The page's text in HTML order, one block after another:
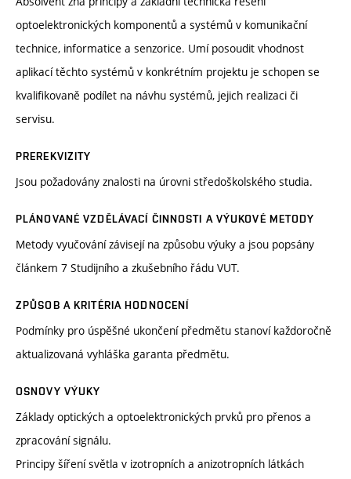
optoelektronických komponentů a systémů v komunikační
technice, informatice a senzorice. Umí posoudit vhodnost
aplikací těchto systémů v konkrétním projektu je schopen se
kvalifikovaně podílet na návhu systémů, jejich realizaci či
servisu.
PREREKVIZITY
Jsou požadovány znalosti na úrovni středoškolského studia.
PLÁNOVANÉ VZDĚLÁVACÍ ČINNOSTI A VÝUKOVÉ METODY
Metody vyučování závisejí na způsobu výuky a jsou popsány
článkem 7 Studijního a zkušebního řádu VUT.
ZPŮSOB A KRITÉRIA HODNOCENÍ
Podmínky pro úspěšné ukončení předmětu stanoví každoročně
aktualizovaná vyhláška garanta předmětu.
OSNOVY VÝUKY
Základy optických a optoelektronických prvků pro přenos a
zpracování signálu.
Principy šíření světla v izotropních a anizotropních látkách